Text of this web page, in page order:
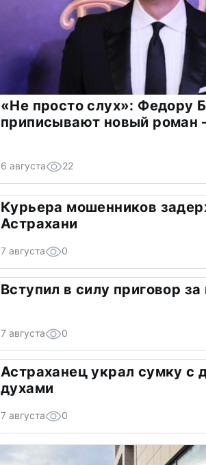
«Не просто слух»: Федору
приписывают новый роман
6 августа 22
Курьера мошенников
Астрахани
7 августа 0
Вступил в силу приговор за
7 августа 0
Астраханец украл сумку с
духами
7 августа 0